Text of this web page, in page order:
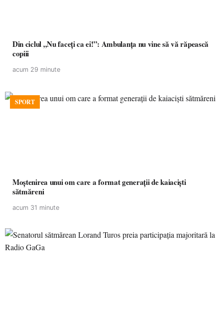
Din ciclul „Nu faceți ca ei!”: Ambulanța nu vine să vă răpească
copiii
acum 29 minute
SPORT
Moștenirea unui om care a format generații de kaiaciști
sătmăreni
acum 31 minute